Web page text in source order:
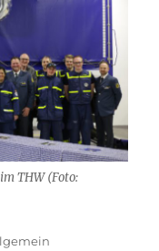
THW (Foto: